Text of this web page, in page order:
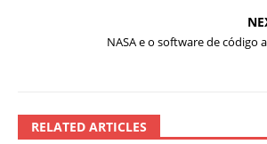
NASA e o software de código
RELATED ARTICLES